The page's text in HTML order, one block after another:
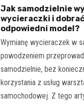
Jak samodzielnie
wycieraczki i dobrać
odpowiedni model?
Wymianę wycieraczek w
powodzeniem
samodzielnie, bez
korzystania z usług
samochodowej. Z tego